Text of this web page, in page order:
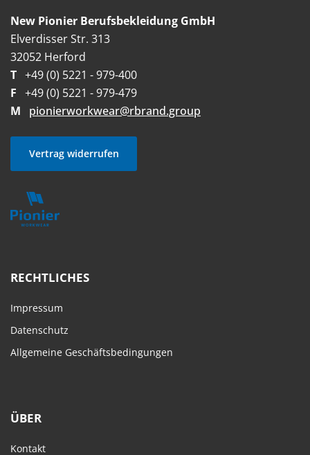
New Pionier Berufsbekleidung GmbH
Elverdisser Str. 313
32052 Herford
T +49 (0) 5221 - 979-400
F +49 (0) 5221 - 979-479
M
pionierworkwear@rbrand.group
Vertrag widerrufen
RECHTLICHES
Impressum
Datenschutz
Allgemeine Geschäftsbedingungen
ÜBER
Kontakt